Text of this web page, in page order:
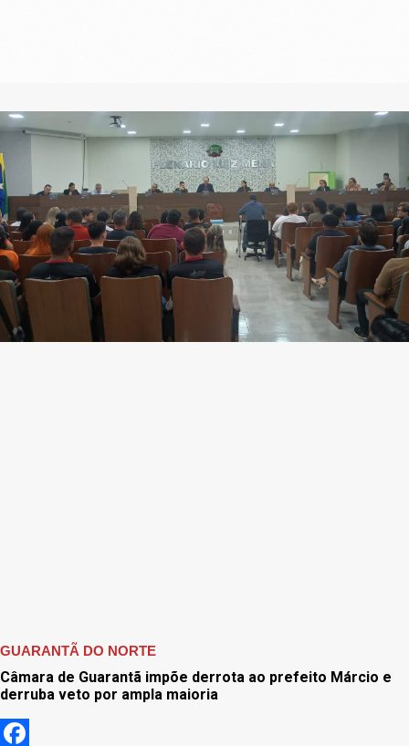
GUARANTÃ DO NORTE
Câmara de Guarantã impõe derrota ao prefeito Márcio e
derruba veto por ampla maioria